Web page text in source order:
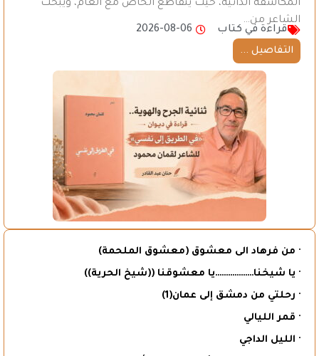
المكاشفة الذاتية، حيث يتقاطع الخاص مع العام، ويبحث
الشاعر من…
قراءة في كتاب
2026-08-06
التفاصيل ...
· من فرهاد الى معشوق (معشوق الملحمة)
· يا شيخنا………………يا معشوقنا ((شيخ الحرية))
· رحلتي من دمشق إلى عمان(1)
· قمر الليالي
· الليل الداجي